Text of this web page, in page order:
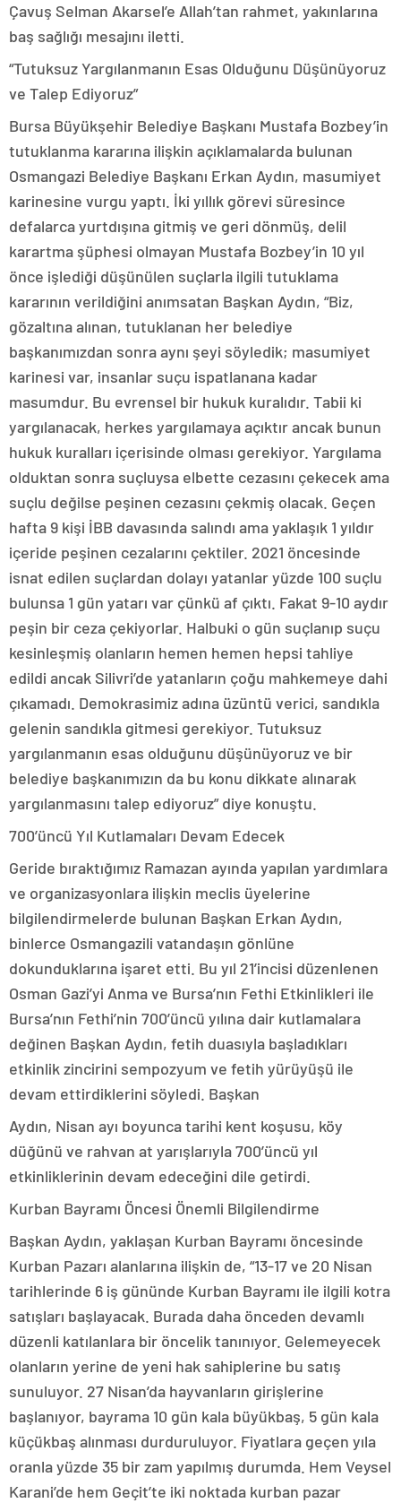
Çavuş Selman Akarsel’e Allah’tan rahmet, yakınlarına
baş sağlığı mesajını iletti.
“Tutuksuz Yargılanmanın Esas Olduğunu Düşünüyoruz
ve Talep Ediyoruz”
Bursa Büyükşehir Belediye Başkanı Mustafa Bozbey’in
tutuklanma kararına ilişkin açıklamalarda bulunan
Osmangazi Belediye Başkanı Erkan Aydın, masumiyet
karinesine vurgu yaptı. İki yıllık görevi süresince
defalarca yurtdışına gitmiş ve geri dönmüş, delil
karartma şüphesi olmayan Mustafa Bozbey’in 10 yıl
önce işlediği düşünülen suçlarla ilgili tutuklama
kararının verildiğini anımsatan Başkan Aydın, “Biz,
gözaltına alınan, tutuklanan her belediye
başkanımızdan sonra aynı şeyi söyledik; masumiyet
karinesi var, insanlar suçu ispatlanana kadar
masumdur. Bu evrensel bir hukuk kuralıdır. Tabii ki
yargılanacak, herkes yargılamaya açıktır ancak bunun
hukuk kuralları içerisinde olması gerekiyor. Yargılama
olduktan sonra suçluysa elbette cezasını çekecek ama
suçlu değilse peşinen cezasını çekmiş olacak. Geçen
hafta 9 kişi İBB davasında salındı ama yaklaşık 1 yıldır
içeride peşinen cezalarını çektiler. 2021 öncesinde
isnat edilen suçlardan dolayı yatanlar yüzde 100 suçlu
bulunsa 1 gün yatarı var çünkü af çıktı. Fakat 9-10 aydır
peşin bir ceza çekiyorlar. Halbuki o gün suçlanıp suçu
kesinleşmiş olanların hemen hemen hepsi tahliye
edildi ancak Silivri’de yatanların çoğu mahkemeye dahi
çıkamadı. Demokrasimiz adına üzüntü verici, sandıkla
gelenin sandıkla gitmesi gerekiyor. Tutuksuz
yargılanmanın esas olduğunu düşünüyoruz ve bir
belediye başkanımızın da bu konu dikkate alınarak
yargılanmasını talep ediyoruz” diye konuştu.
700’üncü Yıl Kutlamaları Devam Edecek
Geride bıraktığımız Ramazan ayında yapılan yardımlara
ve organizasyonlara ilişkin meclis üyelerine
bilgilendirmelerde bulunan Başkan Erkan Aydın,
binlerce Osmangazili vatandaşın gönlüne
dokunduklarına işaret etti. Bu yıl 21’incisi düzenlenen
Osman Gazi’yi Anma ve Bursa’nın Fethi Etkinlikleri ile
Bursa’nın Fethi’nin 700’üncü yılına dair kutlamalara
değinen Başkan Aydın, fetih duasıyla başladıkları
etkinlik zincirini sempozyum ve fetih yürüyüşü ile
devam ettirdiklerini söyledi. Başkan
Aydın, Nisan ayı boyunca tarihi kent koşusu, köy
düğünü ve rahvan at yarışlarıyla 700’üncü yıl
etkinliklerinin devam edeceğini dile getirdi.
Kurban Bayramı Öncesi Önemli Bilgilendirme
Başkan Aydın, yaklaşan Kurban Bayramı öncesinde
Kurban Pazarı alanlarına ilişkin de, “13-17 ve 20 Nisan
tarihlerinde 6 iş gününde Kurban Bayramı ile ilgili kotra
satışları başlayacak. Burada daha önceden devamlı
düzenli katılanlara bir öncelik tanınıyor. Gelemeyecek
olanların yerine de yeni hak sahiplerine bu satış
sunuluyor. 27 Nisan’da hayvanların girişlerine
başlanıyor, bayrama 10 gün kala büyükbaş, 5 gün kala
küçükbaş alınması durduruluyor. Fiyatlara geçen yıla
oranla yüzde 35 bir zam yapılmış durumda. Hem Veysel
Karani’de hem Geçit’te iki noktada kurban pazar